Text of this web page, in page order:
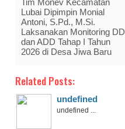
Tim Monev Kecamatan
Lubai Dipimpin Monial
Antoni, S.Pd., M.Si.
Laksanakan Monitoring DD
dan ADD Tahap I Tahun
2026 di Desa Jiwa Baru
Related Posts:
undefined
undefined ...